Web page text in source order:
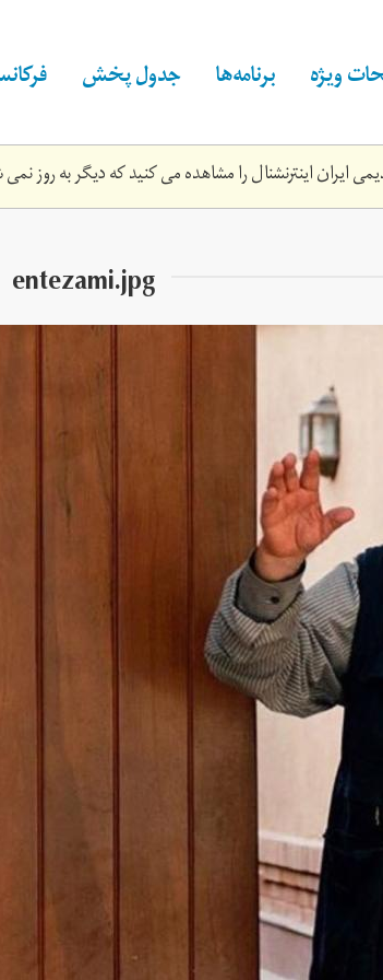
ویژه برنامه‌ها جدول پخش
ایران اینترنشنال را مشاهده می کنید که دیگر به روز
entezami.jpg